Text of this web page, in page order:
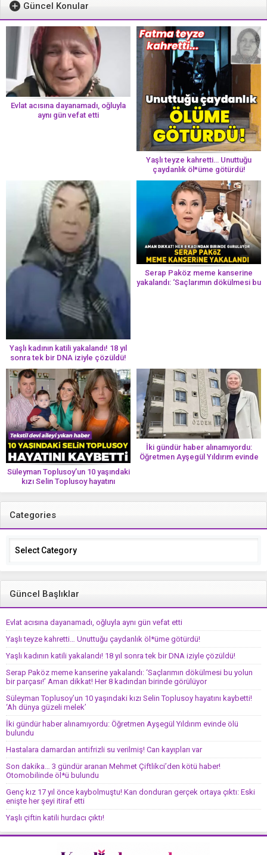
Güncel Konular
Evlat acısına dayanamadı, oğluyla
aynı gün vefat etti
Yaşlı teyze kahretti… Unuttuğu
çaydanlık öl*üme götürdü!
Yaşlı kadının katili yakalandı! 18 yıl
sonra tek bir DNA iziyle çözüldü!
Serap Paköz meme kanserine
yakalandı: ‘Saçlarımın dökülmesi bu
Süleyman Toplusoy’un 10 yaşındaki
kızı Selin Toplusoy hayatını
kaybetti! ‘Ah dünya güzeli melek’
İki gündür haber alınamıyordu:
Öğretmen Ayşegül Yıldırım evinde
Categories
Categories
Güncel Başlıklar
Evlat acısına dayanamadı, oğluyla aynı gün vefat etti
Yaşlı teyze kahretti… Unuttuğu çaydanlık öl*üme götürdü!
Yaşlı kadının katili yakalandı! 18 yıl sonra tek bir DNA iziyle çözüldü!
Serap Paköz meme kanserine yakalandı: ‘Saçlarımın dökülmesi bu yolun
bir parçası!’ Aman dikkat! Her 8 kadından birinde görülüyor
Süleyman Toplusoy’un 10 yaşındaki kızı Selin Toplusoy hayatını kaybetti!
‘Ah dünya güzeli melek’
İki gündür haber alınamıyordu: Öğretmen Ayşegül Yıldırım evinde ölü
bulundu
Hastalara damardan antifrizli su verilmiş! Can kayıpları var
Son dakika… 3 gündür aranan Mehmet Çiftlikci’den kötü haber!
Otomobilinde öl*ü bulundu
Genç kız 17 yıl önce kaybolmuştu! Kan donduran gerçek ortaya çıktı: Eski
enişte her şeyi itiraf etti
Yaşlı çiftin katili hurdacı çıktı!